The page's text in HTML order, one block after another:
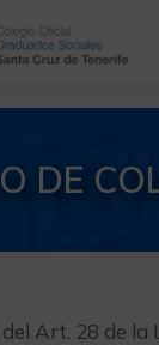
DE
Art. 28 de la